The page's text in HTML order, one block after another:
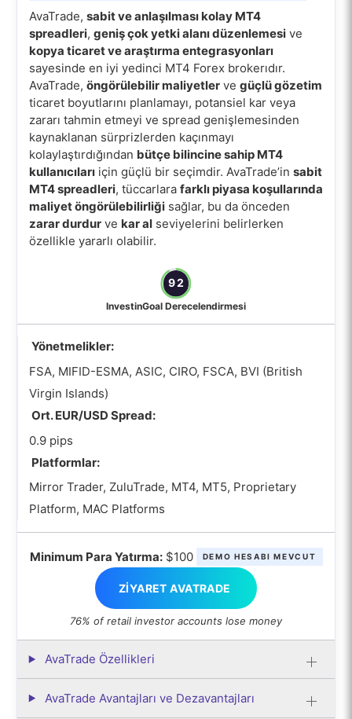
AvaTrade, sabit ve anlaşılması kolay MT4
spreadleri, geniş çok yetki alanı düzenlemesive
kopya ticaret ve araştırma entegrasyonları
sayesinde en iyi yedinci MT4 Forex brokerıdır.
AvaTrade, öngörülebilir maliyetlerve güçlü gözetim
ticaret boyutlarını planlamayı, potansiel kar veya
zararı tahmin etmeyi ve spread genişlemesinden
kaynaklanan sürprizlerden kaçınmayı
kolaylaştırdığından bütçe bilincine sahip MT4
kullanıcılarıiçin güçlü bir seçimdir. AvaTrade’in sabit
MT4 spreadleri, tüccarlara farklı piyasa koşullarında
maliyet öngörülebilirliğisağlar, bu da önceden
zarar durdurve kar alseviyelerini belirlerken
özellikle yararlı olabilir.
92
InvestinGoal Derecelendirmesi
Yönetmelikler:
FSA, MIFID-ESMA, ASIC, CIRO, FSCA, BVI (British
Virgin Islands)
Ort. EUR/USD Spread:
0.9 pips
Platformlar:
Mirror Trader, ZuluTrade, MT4, MT5, Proprietary
Platform, MAC Platforms
Minimum Para Yatırma:$100 DEMO HESABI MEVCUT
ZIYARET AVATRADE
76% of retail investor accounts lose money
AvaTrade Özellikleri
AvaTrade Avantajları ve Dezavantajları